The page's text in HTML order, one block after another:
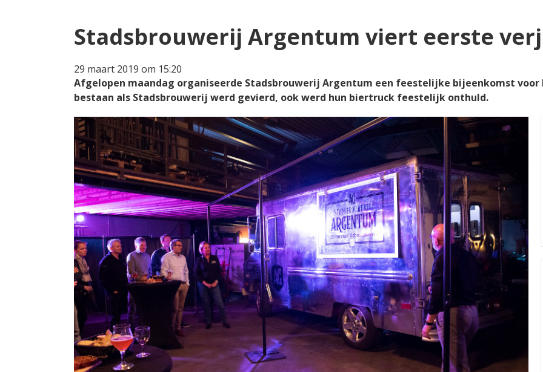
Stadsbrouwerij Argentum viert eerste
29 maart 2019 om 15:20
Afgelopen maandag organiseerde Stadsbrouwerij Argentum een feestelijke bijeenkomst
bestaan als Stadsbrouwerij werd gevierd, ook werd hun biertruck feestelijk onthuld.